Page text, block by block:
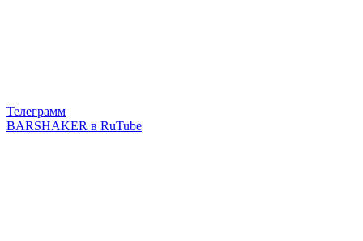
Телеграмм
BARSHAKER в RuTube